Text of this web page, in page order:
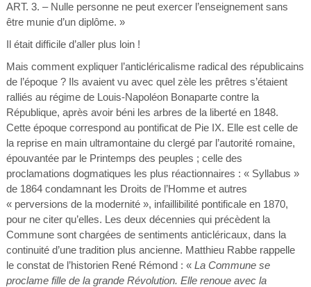
ART. 3. – Nulle personne ne peut exercer l’enseignement sans
être munie d’un diplôme. »
Il était difficile d’aller plus loin !
Mais comment expliquer l’anticléricalisme radical des républicains
de l’époque ? Ils avaient vu avec quel zèle les prêtres s’étaient
ralliés au régime de Louis-Napoléon Bonaparte contre la
République, après avoir béni les arbres de la liberté en 1848.
Cette époque correspond au pontificat de Pie IX. Elle est celle de
la reprise en main ultramontaine du clergé par l’autorité romaine,
épouvantée par le Printemps des peuples ; celle des
proclamations dogmatiques les plus réactionnaires : « Syllabus »
de 1864 condamnant les Droits de l’Homme et autres
« perversions de la modernité », infaillibilité pontificale en 1870,
pour ne citer qu’elles. Les deux décennies qui précèdent la
Commune sont chargées de sentiments anticléricaux, dans la
continuité d’une tradition plus ancienne. Matthieu Rabbe rappelle
le constat de l’historien René Rémond : « La Commune se
proclame fille de la grande Révolution. Elle renoue avec la